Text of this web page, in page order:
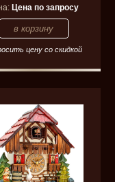
Цена по запросу
цену со скидкой